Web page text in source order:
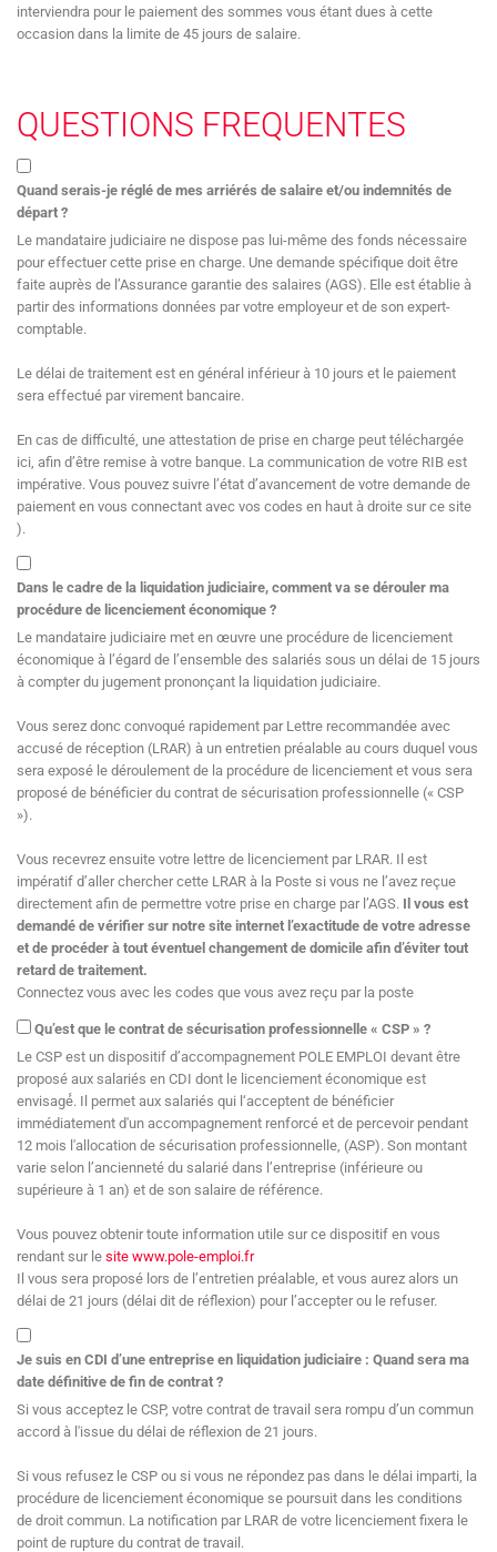
interviendra pour le paiement des sommes vous étant dues à cette
occasion dans la limite de 45 jours de salaire.
QUESTIONS FREQUENTES
Quand serais-je réglé de mes arriérés de salaire et/ou indemnités de
départ ?
Le mandataire judiciaire ne dispose pas lui-même des fonds nécessaire
pour effectuer cette prise en charge. Une demande spécifique doit être
faite auprès de l’Assurance garantie des salaires (AGS). Elle est établie à
partir des informations données par votre employeur et de son expert-
comptable.
Le délai de traitement est en général inférieur à 10 jours et le paiement
sera effectué par virement bancaire.
En cas de difficulté, une attestation de prise en charge peut téléchargée
ici, afin d’être remise à votre banque. La communication de votre RIB est
impérative. Vous pouvez suivre l’état d’avancement de votre demande de
paiement en vous connectant avec vos codes en haut à droite sur ce site
).
Dans le cadre de la liquidation judiciaire, comment va se dérouler ma
procédure de licenciement économique ?
Le mandataire judiciaire met en œuvre une procédure de licenciement
économique à l’égard de l’ensemble des salariés sous un délai de 15 jours
à compter du jugement prononçant la liquidation judiciaire.
Vous serez donc convoqué rapidement par Lettre recommandée avec
accusé de réception (LRAR) à un entretien préalable au cours duquel vous
sera exposé le déroulement de la procédure de licenciement et vous sera
proposé de bénéficier du contrat de sécurisation professionnelle (« CSP
»).
Vous recevrez ensuite votre lettre de licenciement par LRAR. Il est
impératif d’aller chercher cette LRAR à la Poste si vous ne l’avez reçue
directement afin de permettre votre prise en charge par l’AGS. Il vous est
demandé de vérifier sur notre site internet l’exactitude de votre adresse
et de procéder à tout éventuel changement de domicile afin d’éviter tout
retard de traitement.
Connectez vous avec les codes que vous avez reçu par la poste
Qu’est que le contrat de sécurisation professionnelle « CSP » ?
Le CSP est un dispositif d’accompagnement POLE EMPLOI devant être
proposé aux salariés en CDI dont le licenciement économique est
envisagé́. Il permet aux salariés qui l‘acceptent de bénéficier
immédiatement d'un accompagnement renforcé et de percevoir pendant
12 mois l'allocation de sécurisation professionnelle, (ASP). Son montant
varie selon l’ancienneté du salarié dans l’entreprise (inférieure ou
supérieure à 1 an) et de son salaire de référence.
Vous pouvez obtenir toute information utile sur ce dispositif en vous
rendant sur le site www.pole-emploi.fr
Il vous sera proposé lors de l’entretien préalable, et vous aurez alors un
délai de 21 jours (délai dit de réflexion) pour l’accepter ou le refuser.
Je suis en CDI d’une entreprise en liquidation judiciaire : Quand sera ma
date définitive de fin de contrat ?
Si vous acceptez le CSP, votre contrat de travail sera rompu d’un commun
accord à l'issue du délai de réflexion de 21 jours.
Si vous refusez le CSP ou si vous ne répondez pas dans le délai imparti, la
procédure de licenciement économique se poursuit dans les conditions
de droit commun. La notification par LRAR de votre licenciement fixera le
point de rupture du contrat de travail.